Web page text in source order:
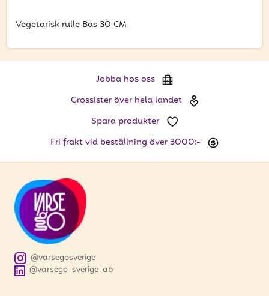
Ange din e-postadress nedan för att ta del av våra
E-postadress
PRENUMERERA
Vegetarisk rulle Bas 30 CM
Jobba hos oss
Grossister över hela landet
Spara produkter
Fri frakt vid beställning över 3000:-
@varsego-sverige-ab
@varsegosverige